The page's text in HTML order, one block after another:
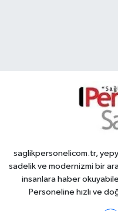
saglikpersonelicom.tr,
sadelik ve modernizmi bir
insanlara haber
Personeline hızlı ve